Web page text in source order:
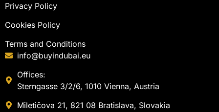
Privacy Policy
Cookies Policy
Terms and Conditions
info@buyindubai.eu
Offices:
Sterngasse 3/2/6, 1010 Vienna, Austria
Miletičova 21, 821 08 Bratislava, Slovakia